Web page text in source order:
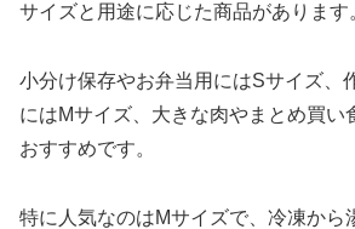
サイズと用途に応じた商品があります
小分け保存やお弁当用にはSサイズ、
にはMサイズ、大きな肉やまとめ買い
おすすめです。
特に人気なのはMサイズで、冷凍から